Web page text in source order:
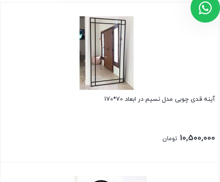
آینه قدی چوبی مدل نسیم در ابعاد 70*170
10,500,000 تومان